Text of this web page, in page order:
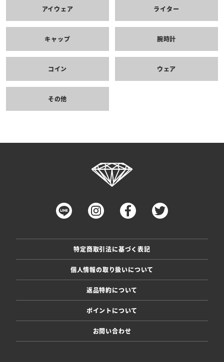
アイウェア ライター
キャップ 腕時計
コイン ウェア
その他
特定商取引法に基づく表記
個人情報の取り扱いについて
返品特約について
ポイントについて
お問い合わせ